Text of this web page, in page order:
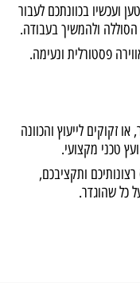
ועכשיו בכוונתכם לעבור
ולהמשיך בעבודה.
פסטורלית ונעימה.
זקוקים לייעוץ והכוונה
רצונותיכם ותקציבכם,
כל שהוגדר.